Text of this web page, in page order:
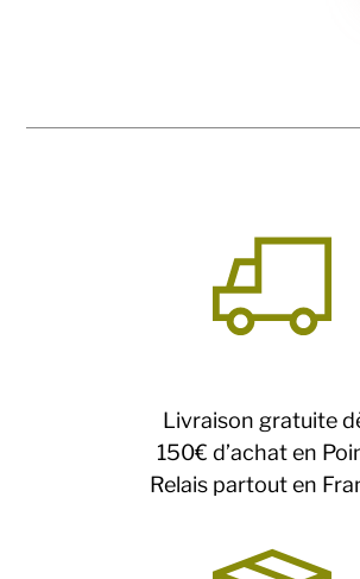
Livraison gratuite
150€ d’achat en
Relais partout en